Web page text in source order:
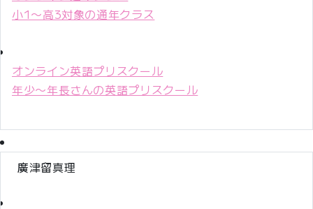
小1〜高3対象の通年クラス
オンライン英語プリスクール
年少〜年長さんの英語プリスクール
廣津留真理